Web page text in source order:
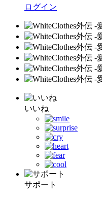
ログイン
いいね
サポート